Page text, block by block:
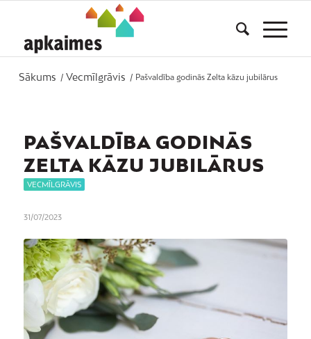
Sākums / Vecmīlgrāvis / Pašvaldība godinās Zelta kāzu jubilārus
PAŠVALDĪBA GODINĀS
ZELTA KĀZU JUBILĀRUS
VECMĪLGRĀVIS
31/07/2023